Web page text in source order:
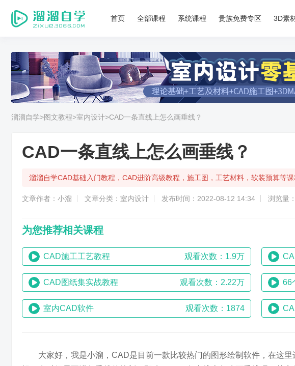
首页 全部课程 系统课程 贵族免费专区 3D素
溜溜自学>图文教程>室内设计>CAD一条直线上怎么画垂线？
CAD一条直线上怎么画垂线？
溜溜自学CAD基础入门教程，CAD进阶高级教程，施工图，工艺材料，软装预算等
文章作者：小溜 文章分类：室内设计 发布时间：2022-08-12 14:34 浏览量
为您推荐相关课程
CAD施工工艺教程 观看次数：1.9万
CAD图纸集实战教程 观看次数：2.22万 66
室内CAD软件 观看次数：1874
大家好，我是小溜，CAD是目前一款比较热门的图形绘制软件，在这